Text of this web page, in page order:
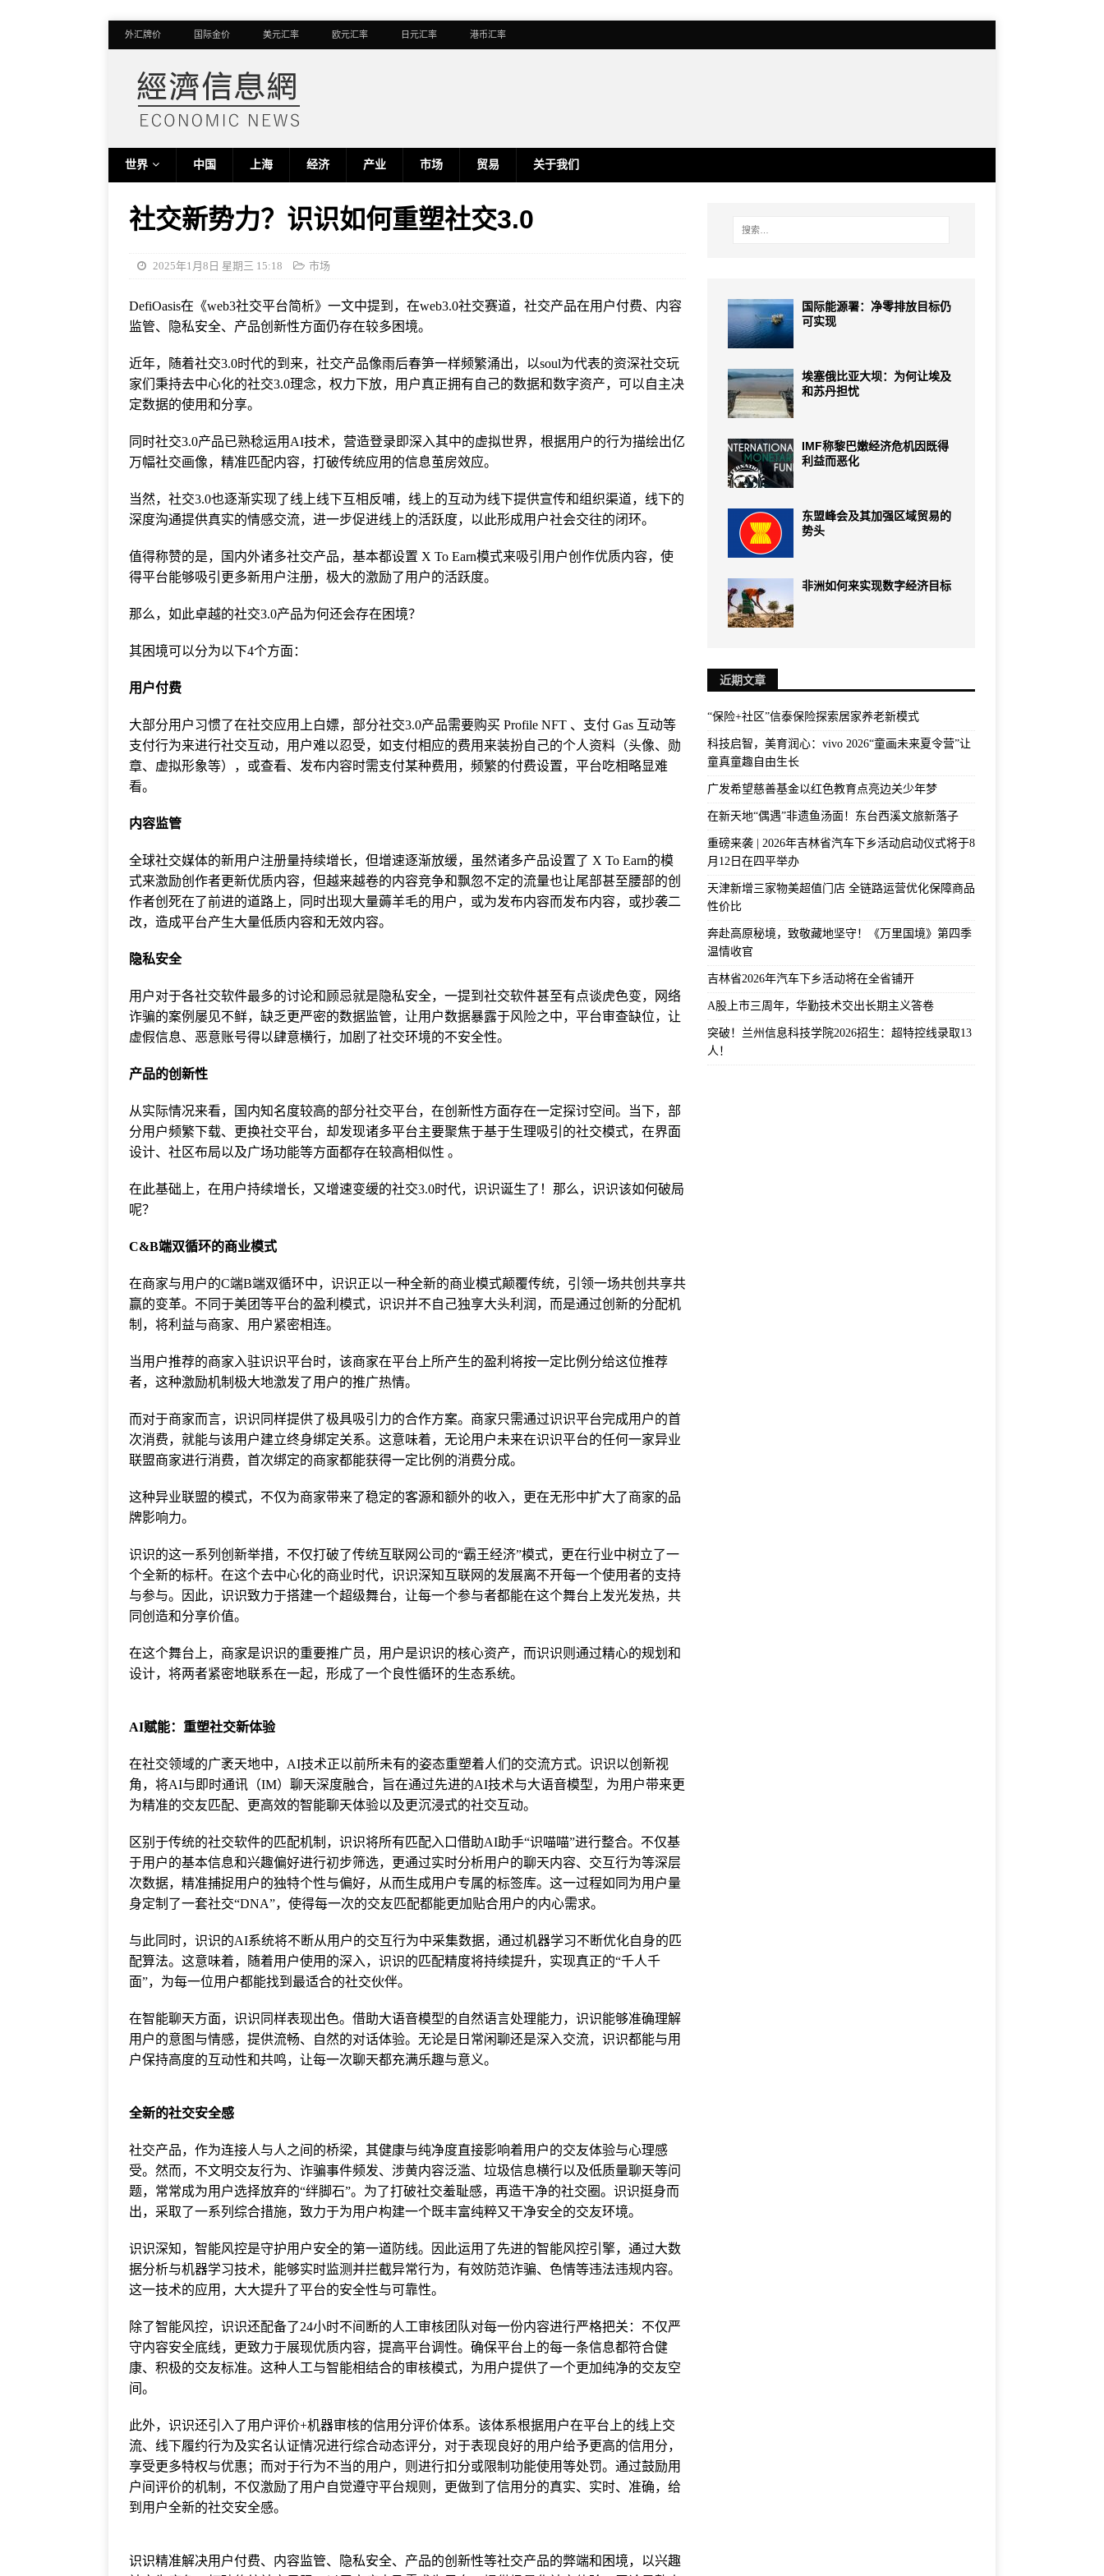
外汇牌价 国际金价 美元汇率 欧元汇率 日元汇率 港币汇率
世界 中国 上海 经济 产业 市场 贸易 关于我们
社交新势力？识识如何重塑社交3.0
2025年1月8日 星期三 15:18 市场
DefiOasis在《web3社交平台简析》一文中提到，在web3.0社交赛道，社交产品在用户付费、内容
监管、隐私安全、产品创新性方面仍存在较多困境。
近年，随着社交3.0时代的到来，社交产品像雨后春笋一样频繁涌出，以soul为代表的资深社交玩
家们秉持去中心化的社交3.0理念，权力下放，用户真正拥有自己的数据和数字资产，可以自主决
定数据的使用和分享。
同时社交3.0产品已熟稔运用AI技术，营造登录即深入其中的虚拟世界，根据用户的行为描绘出亿
万幅社交画像，精准匹配内容，打破传统应用的信息茧房效应。
当然，社交3.0也逐渐实现了线上线下互相反哺，线上的互动为线下提供宣传和组织渠道，线下的
深度沟通提供真实的情感交流，进一步促进线上的活跃度，以此形成用户社会交往的闭环。
值得称赞的是，国内外诸多社交产品，基本都设置 X To Earn模式来吸引用户创作优质内容，使
得平台能够吸引更多新用户注册，极大的激励了用户的活跃度。
那么，如此卓越的社交3.0产品为何还会存在困境？
其困境可以分为以下4个方面：
用户付费
大部分用户习惯了在社交应用上白嫖，部分社交3.0产品需要购买 Profile NFT 、支付 Gas 互动等
支付行为来进行社交互动，用户难以忍受，如支付相应的费用来装扮自己的个人资料（头像、勋
章、虚拟形象等），或查看、发布内容时需支付某种费用，频繁的付费设置，平台吃相略显难
看。
内容监管
全球社交媒体的新用户注册量持续增长，但增速逐渐放缓，虽然诸多产品设置了 X To Earn的模
式来激励创作者更新优质内容，但越来越卷的内容竞争和飘忽不定的流量也让尾部甚至腰部的创
作者创死在了前进的道路上，同时出现大量薅羊毛的用户，或为发布内容而发布内容，或抄袭二
改，造成平台产生大量低质内容和无效内容。
隐私安全
用户对于各社交软件最多的讨论和顾忌就是隐私安全，一提到社交软件甚至有点谈虎色变，网络
诈骗的案例屡见不鲜，缺乏更严密的数据监管，让用户数据暴露于风险之中，平台审查缺位，让
虚假信息、恶意账号得以肆意横行，加剧了社交环境的不安全性。
产品的创新性
从实际情况来看，国内知名度较高的部分社交平台，在创新性方面存在一定探讨空间。当下，部
分用户频繁下载、更换社交平台，却发现诸多平台主要聚焦于基于生理吸引的社交模式，在界面
设计、社区布局以及广场功能等方面都存在较高相似性 。
在此基础上，在用户持续增长，又增速变缓的社交3.0时代，识识诞生了！那么，识识该如何破局
呢？
C&B端双循环的商业模式
在商家与用户的C端B端双循环中，识识正以一种全新的商业模式颠覆传统，引领一场共创共享共
赢的变革。不同于美团等平台的盈利模式，识识并不自己独享大头利润，而是通过创新的分配机
制，将利益与商家、用户紧密相连。
当用户推荐的商家入驻识识平台时，该商家在平台上所产生的盈利将按一定比例分给这位推荐
者，这种激励机制极大地激发了用户的推广热情。
而对于商家而言，识识同样提供了极具吸引力的合作方案。商家只需通过识识平台完成用户的首
次消费，就能与该用户建立终身绑定关系。这意味着，无论用户未来在识识平台的任何一家异业
联盟商家进行消费，首次绑定的商家都能获得一定比例的消费分成。
这种异业联盟的模式，不仅为商家带来了稳定的客源和额外的收入，更在无形中扩大了商家的品
牌影响力。
识识的这一系列创新举措，不仅打破了传统互联网公司的“霸王经济”模式，更在行业中树立了一
个全新的标杆。在这个去中心化的商业时代，识识深知互联网的发展离不开每一个使用者的支持
与参与。因此，识识致力于搭建一个超级舞台，让每一个参与者都能在这个舞台上发光发热，共
同创造和分享价值。
在这个舞台上，商家是识识的重要推广员，用户是识识的核心资产，而识识则通过精心的规划和
设计，将两者紧密地联系在一起，形成了一个良性循环的生态系统。
AI赋能：重塑社交新体验
在社交领域的广袤天地中，AI技术正以前所未有的姿态重塑着人们的交流方式。识识以创新视
角，将AI与即时通讯（IM）聊天深度融合，旨在通过先进的AI技术与大语音模型，为用户带来更
为精准的交友匹配、更高效的智能聊天体验以及更沉浸式的社交互动。
区别于传统的社交软件的匹配机制，识识将所有匹配入口借助AI助手“识喵喵”进行整合。不仅基
于用户的基本信息和兴趣偏好进行初步筛选，更通过实时分析用户的聊天内容、交互行为等深层
次数据，精准捕捉用户的独特个性与偏好，从而生成用户专属的标签库。这一过程如同为用户量
身定制了一套社交“DNA”，使得每一次的交友匹配都能更加贴合用户的内心需求。
与此同时，识识的AI系统将不断从用户的交互行为中采集数据，通过机器学习不断优化自身的匹
配算法。这意味着，随着用户使用的深入，识识的匹配精度将持续提升，实现真正的“千人千
面”，为每一位用户都能找到最适合的社交伙伴。
在智能聊天方面，识识同样表现出色。借助大语音模型的自然语言处理能力，识识能够准确理解
用户的意图与情感，提供流畅、自然的对话体验。无论是日常闲聊还是深入交流，识识都能与用
户保持高度的互动性和共鸣，让每一次聊天都充满乐趣与意义。
全新的社交安全感
社交产品，作为连接人与人之间的桥梁，其健康与纯净度直接影响着用户的交友体验与心理感
受。然而，不文明交友行为、诈骗事件频发、涉黄内容泛滥、垃圾信息横行以及低质量聊天等问
题，常常成为用户选择放弃的“绊脚石”。为了打破社交羞耻感，再造干净的社交圈。识识挺身而
出，采取了一系列综合措施，致力于为用户构建一个既丰富纯粹又干净安全的交友环境。
识识深知，智能风控是守护用户安全的第一道防线。因此运用了先进的智能风控引擎，通过大数
据分析与机器学习技术，能够实时监测并拦截异常行为，有效防范诈骗、色情等违法违规内容。
这一技术的应用，大大提升了平台的安全性与可靠性。
除了智能风控，识识还配备了24小时不间断的人工审核团队对每一份内容进行严格把关：不仅严
守内容安全底线，更致力于展现优质内容，提高平台调性。确保平台上的每一条信息都符合健
康、积极的交友标准。这种人工与智能相结合的审核模式，为用户提供了一个更加纯净的交友空
间。
此外，识识还引入了用户评价+机器审核的信用分评价体系。该体系根据用户在平台上的线上交
流、线下履约行为及实名认证情况进行综合动态评分，对于表现良好的用户给予更高的信用分，
享受更多特权与优惠；而对于行为不当的用户，则进行扣分或限制功能使用等处罚。通过鼓励用
户间评价的机制，不仅激励了用户自觉遵守平台规则，更做到了信用分的真实、实时、准确，给
到用户全新的社交安全感。
识识精准解决用户付费、内容监管、隐私安全、产品的创新性等社交产品的弊端和困境，以兴趣
国际能源署：净零排放目标仍
可实现
埃塞俄比亚大坝：为何让埃及
和苏丹担忧
IMF称黎巴嫩经济危机因既得
利益而恶化
东盟峰会及其加强区域贸易的
势头
非洲如何来实现数字经济目标
近期文章
“保险+社区”信泰保险探索居家养老新模式
科技启智，美育润心：vivo 2026“童画未来夏令营”让
童真童趣自由生长
广发希望慈善基金以红色教育点亮边关少年梦
在新天地“偶遇”非遗鱼汤面！东台西溪文旅新落子
重磅来袭 | 2026年吉林省汽车下乡活动启动仪式将于8
月12日在四平举办
天津新增三家物美超值门店 全链路运营优化保障商品
性价比
奔赴高原秘境，致敬藏地坚守！《万里国境》第四季
温情收官
吉林省2026年汽车下乡活动将在全省铺开
A股上市三周年，华勤技术交出长期主义答卷
突破！兰州信息科技学院2026招生：超特控线录取13
人！